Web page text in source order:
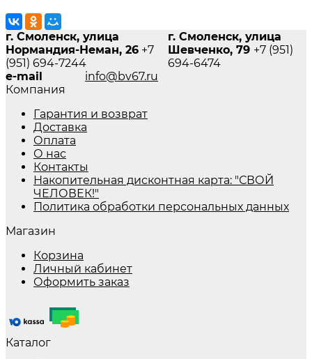
г. Смоленск, улица
Нормандия-Неман, 26 +7
(951) 694-7244
г. Смоленск, улица
Шевченко, 79 +7 (951)
694-6474
e-mail
info@bv67.ru
Компания
Гарантия и возврат
Доставка
Оплата
О нас
Контакты
Накопительная дисконтная карта: "СВОЙ
ЧЕЛОВЕК!"
Политика обработки персональных данных
Магазин
Корзина
Личный кабинет
Оформить заказ
Каталог